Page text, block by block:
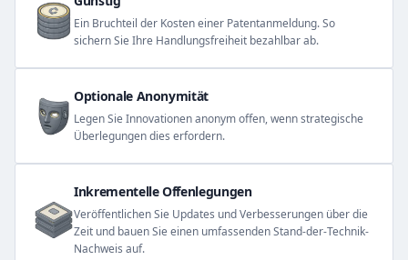
Ein Bruchteil der Kosten einer Patentanmeldung. So
sichern Sie Ihre Handlungsfreiheit bezahlbar ab.
Optionale Anonymität
Legen Sie Innovationen anonym offen, wenn strategische
Überlegungen dies erfordern.
Inkrementelle Offenlegungen
Veröffentlichen Sie Updates und Verbesserungen über die
Zeit und bauen Sie einen umfassenden Stand-der-Technik-
Nachweis auf.